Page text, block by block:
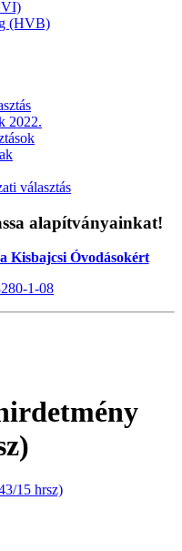
(HVB)
2022.
választás
alapítványainkat!
Kisbajcsi Óvodásokért
1-08
15 hrsz)